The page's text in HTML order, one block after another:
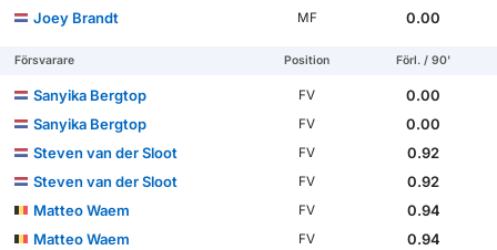
Joey Brandt
MF 0.00
Försvarare Position Förl. / 90'
Sanyika Bergtop FV
0.00
Sanyika Bergtop
FV
0.00
Steven van der Sloot
FV
0.92
Steven van der Sloot
FV
0.92
Matteo Waem
FV
0.94
Matteo Waem
FV
0.94